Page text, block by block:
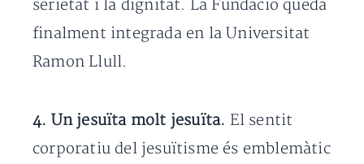
serietat i la dignitat. La Fundació quedà
finalment integrada en la Universitat
Ramon Llull.
4. Un jesuïta molt jesuïta. El sentit
corporatiu del jesuïtisme és emblemàtic